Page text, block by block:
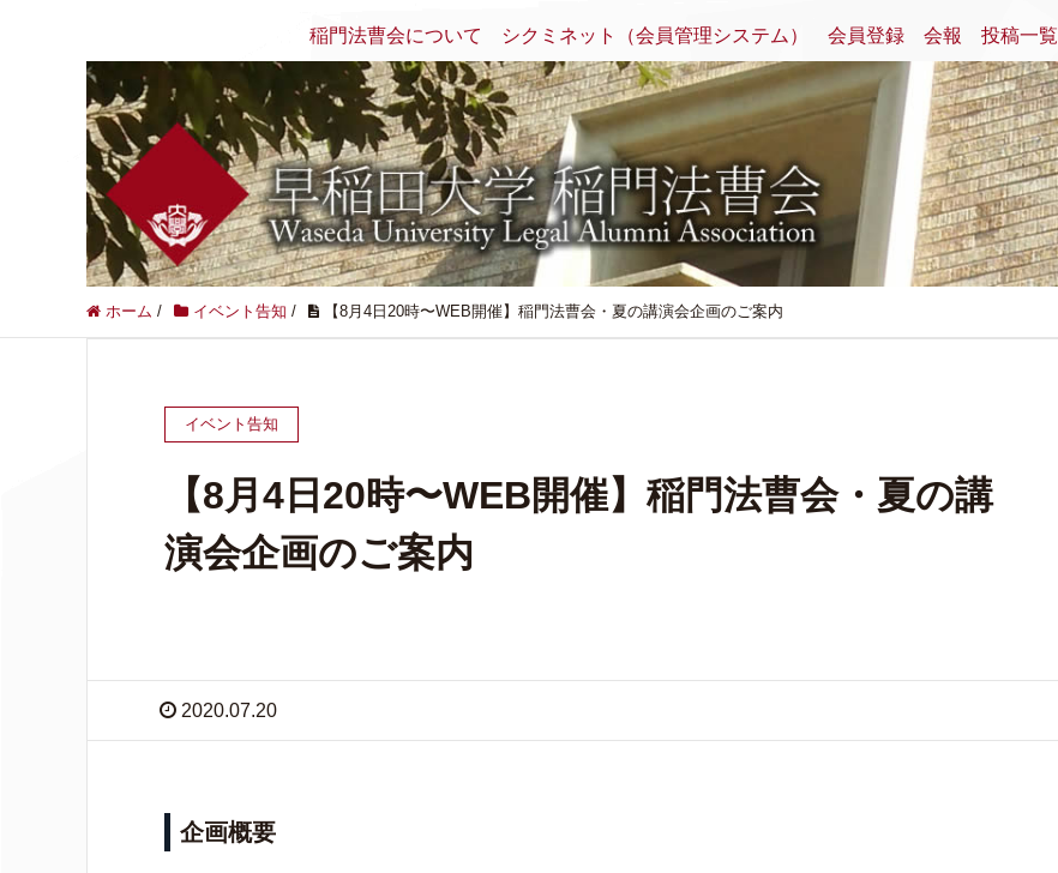
稲門法曹会について シクミネット（会員管理システム） 会員登録 会報 投稿一覧
ホーム / イベント告知 / 【8月4日20時〜WEB開催】稲門法曹会・夏の講演会企画のご案内
イベント告知
【8月4日20時〜WEB開催】稲門法曹会・夏の講
演会企画のご案内
2020.07.20
企画概要